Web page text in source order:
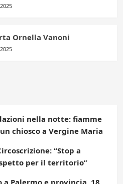
Ornella Vanoni
nella notte: fiamme
chiosco a Vergine Maria
“Stop a
per il territorio”